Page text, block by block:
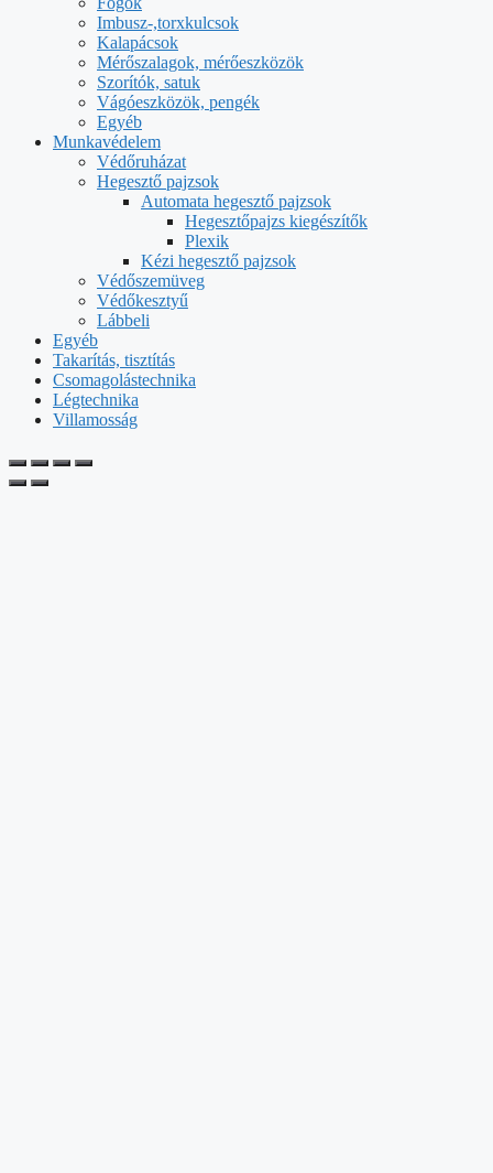
Imbusz-,torxkulcsok
Kalapácsok
Mérőszalagok, mérőeszközök
Szorítók, satuk
Vágóeszközök, pengék
Egyéb
Munkavédelem
Védőruházat
Hegesztő pajzsok
Automata hegesztő pajzsok
Hegesztőpajzs kiegészítők
Plexik
Kézi hegesztő pajzsok
Védőszemüveg
Védőkesztyű
Lábbeli
Egyéb
Takarítás, tisztítás
Csomagolástechnika
Légtechnika
Villamosság